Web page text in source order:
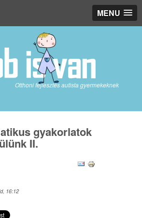
MENU
Otthoni fejlesztés autista gyermekeknek
gyakorlatok
II.
16:12